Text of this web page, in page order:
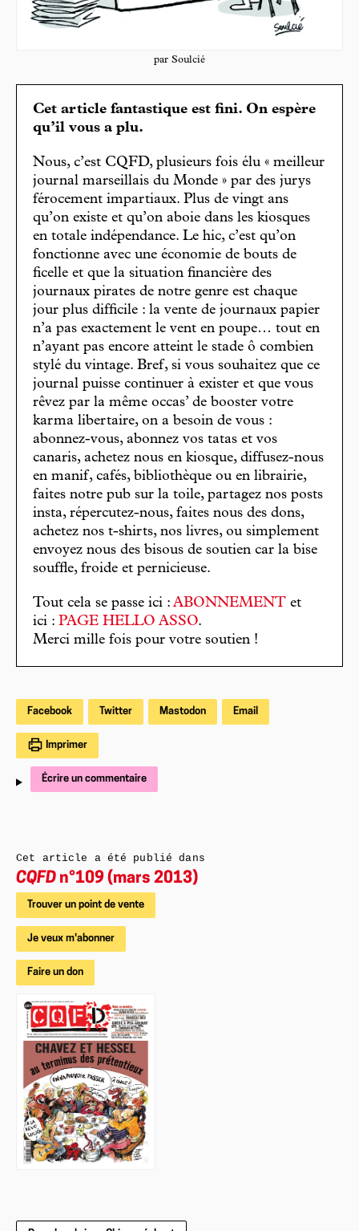
par Soulcié
Cet article fantastique est fini. On espère
qu’il vous a plu.
Nous, c’est CQFD, plusieurs fois élu « meilleur
journal marseillais du Monde » par des jurys
férocement impartiaux. Plus de vingt ans
qu’on existe et qu’on aboie dans les kiosques
en totale indépendance. Le hic, c’est qu’on
fonctionne avec une économie de bouts de
ficelle et que la situation financière des
journaux pirates de notre genre est chaque
jour plus difficile : la vente de journaux papier
n’a pas exactement le vent en poupe… tout en
n’ayant pas encore atteint le stade ô combien
stylé du vintage. Bref, si vous souhaitez que ce
journal puisse continuer à exister et que vous
rêvez par la même occas’ de booster votre
karma libertaire, on a besoin de vous :
abonnez-vous, abonnez vos tatas et vos
canaris, achetez nous en kiosque, diffusez-nous
en manif, cafés, bibliothèque ou en librairie,
faites notre pub sur la toile, partagez nos posts
insta, répercutez-nous, faites nous des dons,
achetez nos t-shirts, nos livres, ou simplement
envoyez nous des bisous de soutien car la bise
souffle, froide et pernicieuse.
Tout cela se passe ici : ABONNEMENT et
ici : PAGE HELLO ASSO.
Merci mille fois pour votre soutien !
Facebook Twitter Mastodon Email
Imprimer
Écrire un commentaire
Cet article a été publié dans
CQFD n°109 (mars 2013)
Trouver un point de vente
Je veux m'abonner
Faire un don